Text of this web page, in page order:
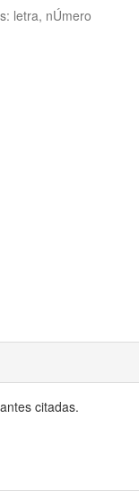
letra, nÚmero
citadas.